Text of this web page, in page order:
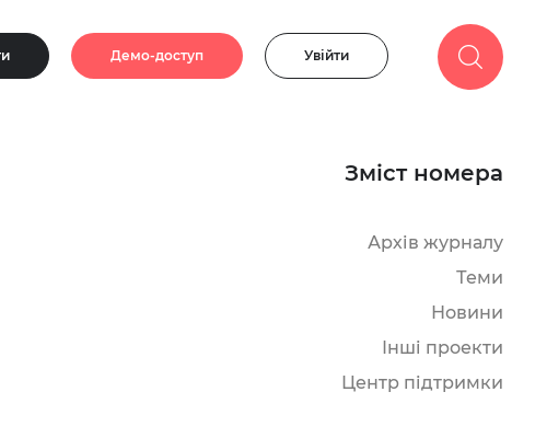
Демо-доступ Увійти
Зміст номера
Архів журналу
Теми
Новини
Інші проекти
Центр підтримки